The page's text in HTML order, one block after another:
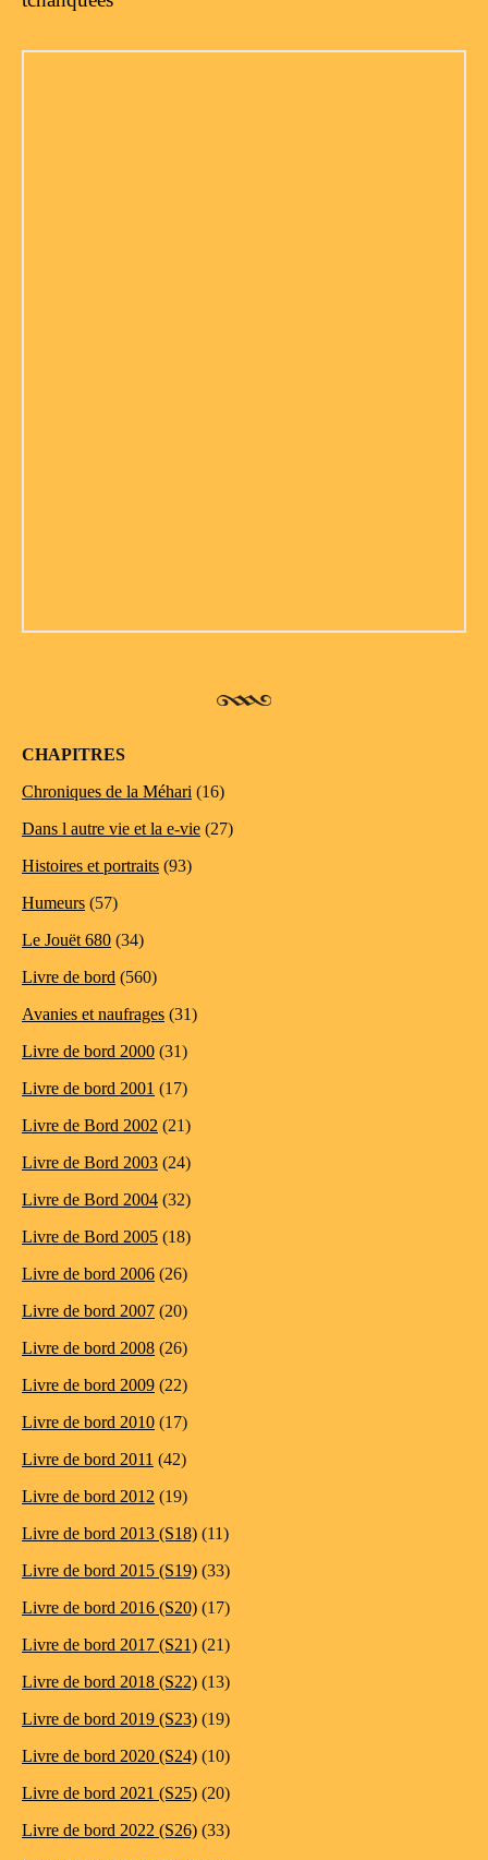
CHAPITRES
Chroniques de la Méhari (16)
Dans l autre vie et la e-vie (27)
Histoires et portraits (93)
Humeurs (57)
Le Jouët 680 (34)
Livre de bord (560)
Avanies et naufrages (31)
Livre de bord 2000 (31)
Livre de bord 2001 (17)
Livre de Bord 2002 (21)
Livre de Bord 2003 (24)
Livre de Bord 2004 (32)
Livre de Bord 2005 (18)
Livre de bord 2006 (26)
Livre de bord 2007 (20)
Livre de bord 2008 (26)
Livre de bord 2009 (22)
Livre de bord 2010 (17)
Livre de bord 2011 (42)
Livre de bord 2012 (19)
Livre de bord 2013 (S18) (11)
Livre de bord 2015 (S19) (33)
Livre de bord 2016 (S20) (17)
Livre de bord 2017 (S21) (21)
Livre de bord 2018 (S22) (13)
Livre de bord 2019 (S23) (19)
Livre de bord 2020 (S24) (10)
Livre de bord 2021 (S25) (20)
Livre de bord 2022 (S26) (33)